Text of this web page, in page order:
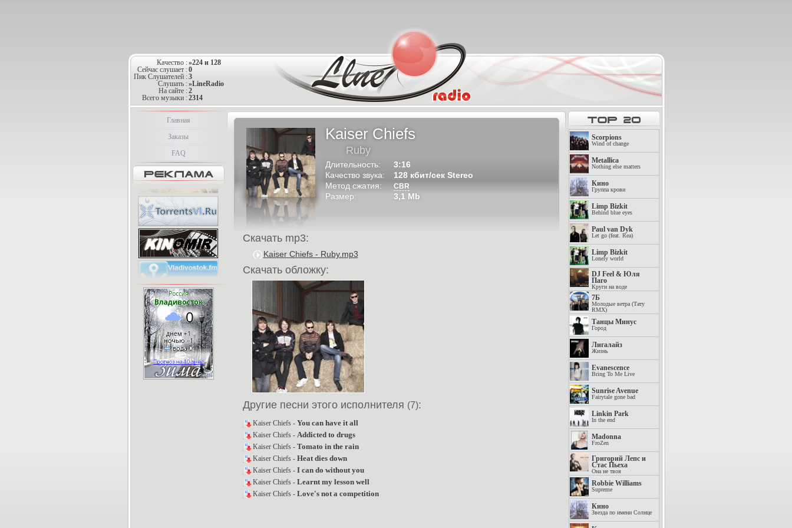
Качество :»224 и 128
Сейчас слушает :0
Пик Слушателей :3
Слушать :»LineRadio
На сайте :2
Всего музыки :2314
Главная
Заказы
FAQ
Kaiser Chiefs
Ruby
Длительность:
3:16
Качество звука:
128 кбит/сек Stereo
Метод сжатия:
CBR
Размер: 3,1 Mb
Скачать mp3:
Kaiser Chiefs - Ruby.mp3
Скачать обложку:
Другие песни этого исполнителя (7):
Kaiser Chiefs - You can have it all
Kaiser Chiefs - Addicted to drugs
Kaiser Chiefs - Tomato in the rain
Kaiser Chiefs - Heat dies down
Kaiser Chiefs - I can do without you
Kaiser Chiefs - Learnt my lesson well
Kaiser Chiefs - Love's not a competition
Scorpions
Wind of change
Metallica
Nothing else matters
Кино
Группа крови
Limp Bizkit
Behind blue eyes
Paul van Dyk
Let go (feat. Rea)
Limp Bizkit
Lonely world
DJ Feel & Юля
Паго
Круги на воде
7Б
Молодые ветра (Тату
RMX)
Танцы Минус
Город
Лигалайз
Жизнь
Evanescence
Bring To Me Live
Sunrise Avenue
Fairytale gone bad
Linkin Park
In the end
Madonna
FroZen
Григорий Лепс и
Стас Пьеха
Она не твоя
Robbie Williams
Supreme
Кино
Звезда по имени Солнце